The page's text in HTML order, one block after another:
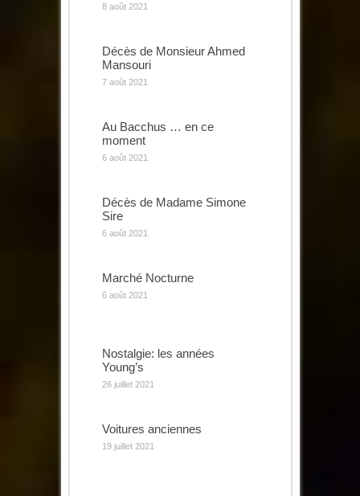
8 août 2021
Décès de Monsieur Ahmed
Mansouri
7 août 2021
Au Bacchus … en ce
moment
6 août 2021
Décès de Madame Simone
Sire
6 août 2021
Marché Nocturne
6 août 2021
Nostalgie: les années
Young’s
26 juillet 2021
Voitures anciennes
19 juillet 2021